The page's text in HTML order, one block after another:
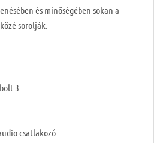
és minőségében sokan a
sorolják.
3
csatlakozó